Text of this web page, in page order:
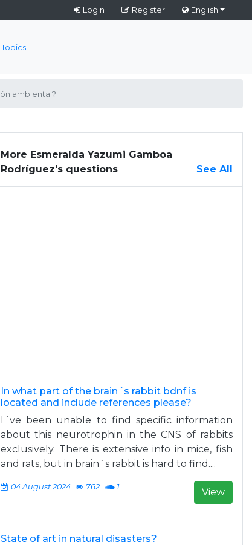
Login Register English
Topics
ambiental?
More Esmeralda Yazumi Gamboa
Rodríguez's questions
See All
In what part of the brain´s rabbit bdnf is
located and include references please?
I´ve been unable to find specific information
about this neurotrophin in the CNS of rabbits
exclusively. There is extensive info in mice, fish
and rats, but in brain´s rabbit is hard to find....
04 August 2024 762 1 View
State of art in natural disasters?